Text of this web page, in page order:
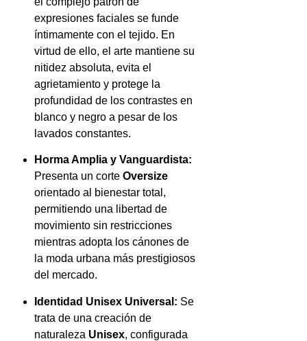
expresiones faciales se funde
íntimamente con el tejido. En
virtud de ello, el arte mantiene su
nitidez absoluta, evita el
agrietamiento y protege la
profundidad de los contrastes en
blanco y negro a pesar de los
lavados constantes.
Horma Amplia y Vanguardista:
Presenta un corte Oversize
orientado al bienestar total,
permitiendo una libertad de
movimiento sin restricciones
mientras adopta los cánones de
la moda urbana más prestigiosos
del mercado.
Identidad Unisex Universal: Se
trata de una creación de
naturaleza Unisex, configurada